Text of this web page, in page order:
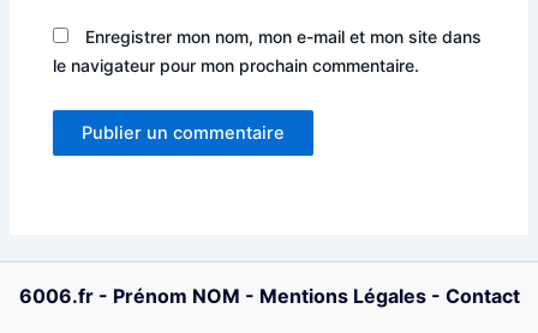
Enregistrer mon nom, mon e-mail et mon site dans
le navigateur pour mon prochain commentaire.
6006.fr- Prénom NOM - Mentions Légales- Contact